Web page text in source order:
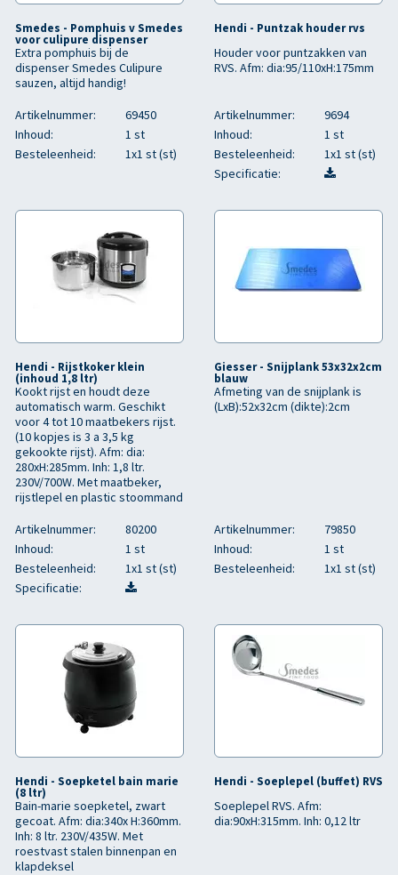
Smedes - Pomphuis v Smedes
voor culipure dispenser
Extra pomphuis bij de
dispenser Smedes Culipure
sauzen, altijd handig!
Artikelnummer:
69450
Inhoud:
1 st
Besteleenheid:
1x1 st (st)
Hendi - Puntzak houder rvs
Houder voor puntzakken van
RVS. Afm: dia:95/110xH:175mm
Artikelnummer:
9694
Inhoud:
1 st
Besteleenheid:
1x1 st (st)
Specificatie:
Hendi - Rijstkoker klein
(inhoud 1,8 ltr)
Kookt rijst en houdt deze
automatisch warm. Geschikt
voor 4 tot 10 maatbekers rijst.
(10 kopjes is 3 a 3,5 kg
gekookte rijst). Afm: dia:
280xH:285mm. Inh: 1,8 ltr.
230V/700W. Met maatbeker,
rijstlepel en plastic stoommand
Artikelnummer:
80200
Inhoud:
1 st
Besteleenheid:
1x1 st (st)
Specificatie:
Giesser - Snijplank 53x32x2cm
blauw
Afmeting van de snijplank is
(LxB):52x32cm (dikte):2cm
Artikelnummer:
79850
Inhoud:
1 st
Besteleenheid:
1x1 st (st)
Hendi - Soepketel bain marie
(8 ltr)
Bain-marie soepketel, zwart
gecoat. Afm: dia:340x H:360mm.
Inh: 8 ltr. 230V/435W. Met
roestvast stalen binnenpan en
klapdeksel
Hendi - Soeplepel (buffet) RVS
Soeplepel RVS. Afm:
dia:90xH:315mm. Inh: 0,12 ltr